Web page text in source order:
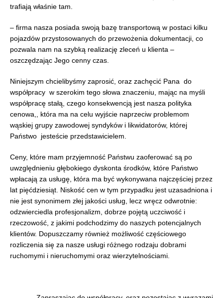
trafiają właśnie tam.
– firma nasza posiada swoją bazę transportową w postaci kilku
pojazdów przystosowanych do przewożenia dokumentacji, co
pozwala nam na szybką realizację zleceń u klienta –
oszczędzając Jego cenny czas.
Niniejszym chcielibyśmy zaprosić, oraz zachęcić Pana do
współpracy w szerokim tego słowa znaczeniu, mając na myśli
współpracę stałą, czego konsekwencją jest nasza polityka
cenowa,, która ma na celu wyjście naprzeciw problemom
wąskiej grupy zawodowej syndyków i likwidatorów, której
Państwo jesteście przedstawicielem.
Ceny, które mam przyjemność Państwu zaoferować są po
uwzględnieniu głębokiego dyskonta środków, które Państwo
wpłacają za usługę, która ma być wykonywana najczęściej przez
lat pięćdziesiąt. Niskość cen w tym przypadku jest uzasadniona i
nie jest synonimem złej jakości usług, lecz wręcz odwrotnie:
odzwierciedla profesjonalizm, dobrze pojętą uczciwość i
rzeczowość, z jakimi podchodzimy do naszych potencjalnych
klientów. Dopuszczamy również możliwość częściowego
rozliczenia się za nasze usługi różnego rodzaju dobrami
ruchomymi i nieruchomymi oraz wierzytelnościami.